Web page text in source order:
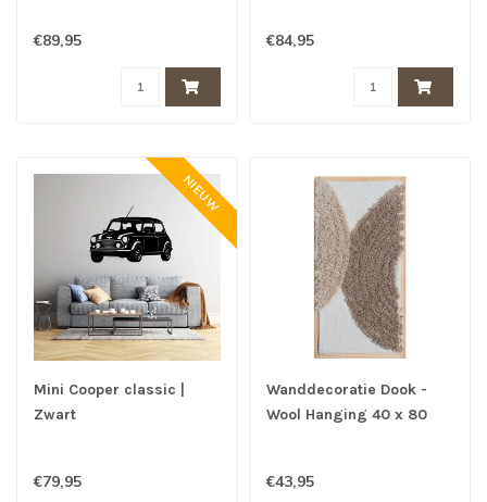
€89,95 €84,95
NIEUW
Mini Cooper classic |
Zwart
€79,95
Wanddecoratie Dook -
Wool Hanging 40 x 80
€43,95